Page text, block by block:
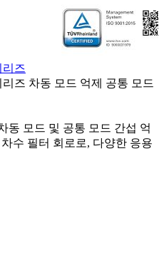
리즈
리즈 차동 모드 억제 공통 모드
동 모드 및 공통 모드 간섭 억
수 필터 회로로, 다양한 응용